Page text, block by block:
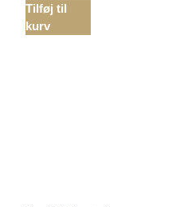
Tilføj til
kurv